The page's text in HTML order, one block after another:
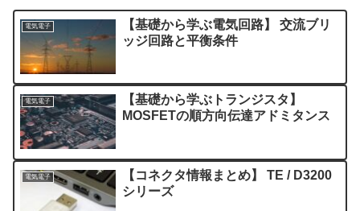
電気電子
【基礎から学ぶ電気回路】 交流ブリ
ッジ回路と平衡条件
電気電子
【基礎から学ぶトランジスタ】
MOSFETの順方向伝達アドミタンス
電気電子
【コネクタ情報まとめ】 TE / D3200
シリーズ